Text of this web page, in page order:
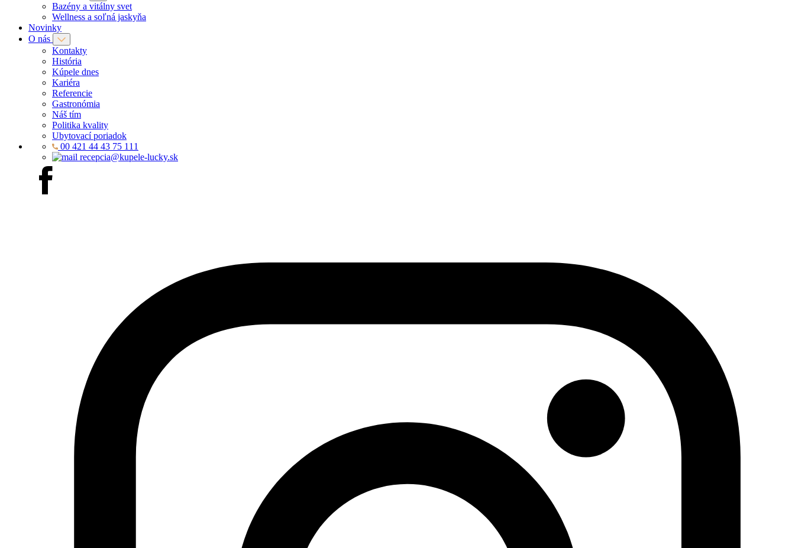
Bazény a vitálny svet
Wellness a soľná jaskyňa
Novinky
O nás
Kontakty
História
Kúpele dnes
Kariéra
Referencie
Gastronómia
Náš tím
Politika kvality
Ubytovací poriadok
00 421 44 43 75 111
recepcia@kupele-lucky.sk